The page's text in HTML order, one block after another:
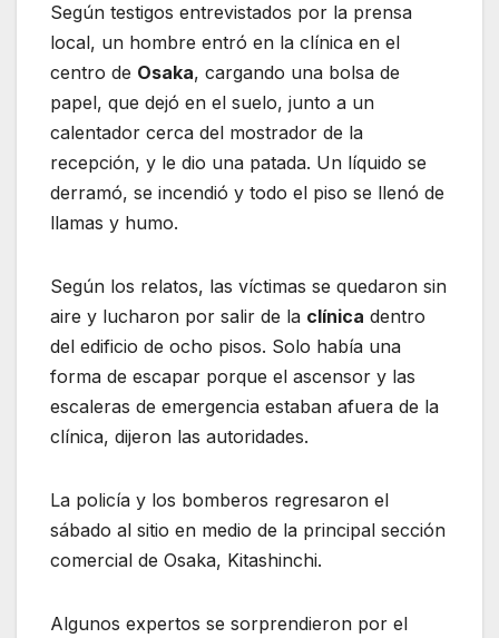
Según testigos entrevistados por la prensa
local, un hombre entró en la clínica en el
centro de Osaka, cargando una bolsa de
papel, que dejó en el suelo, junto a un
calentador cerca del mostrador de la
recepción, y le dio una patada. Un líquido se
derramó, se incendió y todo el piso se llenó de
llamas y humo.
Según los relatos, las víctimas se quedaron sin
aire y lucharon por salir de la clínica dentro
del edificio de ocho pisos. Solo había una
forma de escapar porque el ascensor y las
escaleras de emergencia estaban afuera de la
clínica, dijeron las autoridades.
La policía y los bomberos regresaron el
sábado al sitio en medio de la principal sección
comercial de Osaka, Kitashinchi.
Algunos expertos se sorprendieron por el